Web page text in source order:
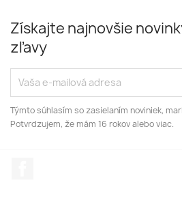
Získajte najnovšie
zľavy
Týmto súhlasím so zasielaním noviniek,
Potvrdzujem, že mám 16 rokov alebo viac.